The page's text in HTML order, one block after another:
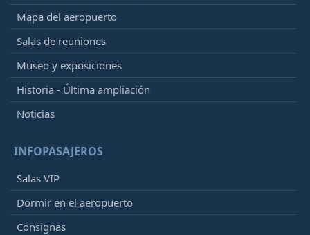
Mapa del aeropuerto
Salas de reuniones
Museo y exposiciones
Historia - Última ampliación
Noticias
INFOPASAJEROS
Salas VIP
Dormir en el aeropuerto
Consignas